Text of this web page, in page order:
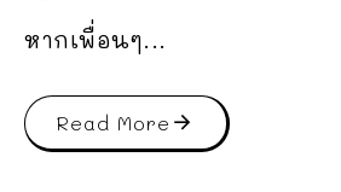
หากเพื่อนๆ...
Read More